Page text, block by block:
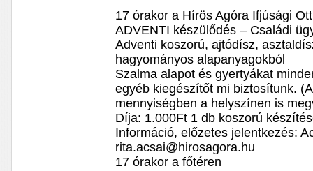
17 órakor a Hírös Agóra Ifjúsági
ADVENTI készülődés – Családi
Adventi koszorú, ajtódísz,
hagyományos alapanyagokból
Szalma alapot és gyertyákat
egyéb kiegészítőt mi biztosítunk.
mennyiségben a helyszínen is
Díja: 1.000Ft 1 db koszorú
Információ, előzetes jelentkezés:
rita.acsai@hirosagora.hu
17 órakor a főtéren